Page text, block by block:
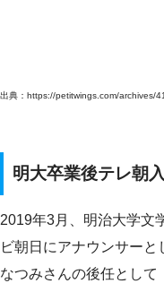
出典：https://petitwings.com/archives/
明大卒業後テレ朝
2019年3月、明治大学文
ビ朝日にアナウンサー
なつみさんの後任として